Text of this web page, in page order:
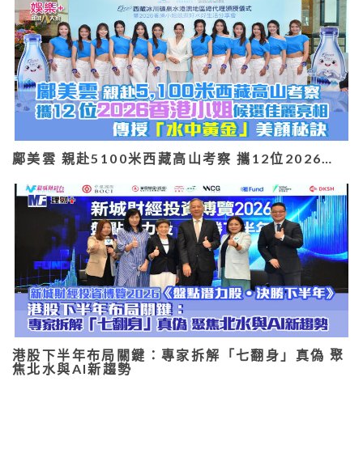
鄺美雲 親赴5100米西藏高山考察 攜12位2026…
港股下半年布局關鍵：專家拆解「七翻身」真偽 聚
焦北水與AI新趨勢